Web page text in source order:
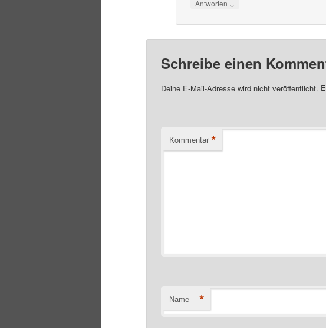
Antworten ↓
Schreibe einen
Deine E-Mail-Adresse wird nicht veröffentlicht.
Kommentar *
Name *